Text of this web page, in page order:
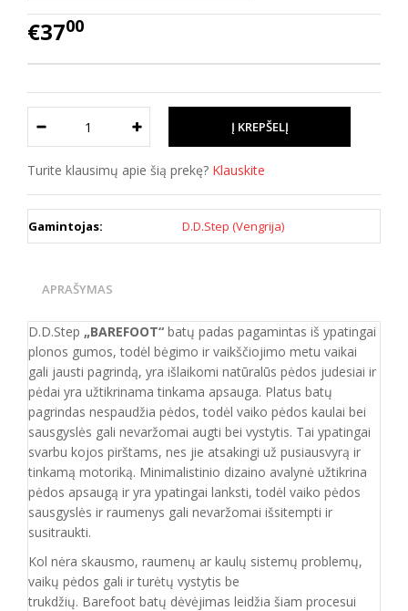
€3700
Turite klausimų apie šią prekę? Klauskite
Gamintojas: D.D.Step (Vengrija)
APRAŠYMAS
D.D.Step „BAREFOOT“ batų padas pagamintas iš ypatingai
plonos gumos, todėl bėgimo ir vaikščiojimo metu vaikai
gali jausti pagrindą, yra išlaikomi natūralūs pėdos judesiai ir
pėdai yra užtikrinama tinkama apsauga. Platus batų
pagrindas nespaudžia pėdos, todėl vaiko pėdos kaulai bei
sausgyslės gali nevaržomai augti bei vystytis. Tai ypatingai
svarbu kojos pirštams, nes jie atsakingi už pusiausvyrą ir
tinkamą motoriką. Minimalistinio dizaino avalynė užtikrina
pėdos apsaugą ir yra ypatingai lanksti, todėl vaiko pėdos
sausgyslės ir raumenys gali nevaržomai išsitempti ir
susitraukti.
Kol nėra skausmo, raumenų ar kaulų sistemų problemų,
vaikų pėdos gali ir turėtų vystytis be
trukdžių. Barefoot batų dėvėjimas leidžia šiam procesui